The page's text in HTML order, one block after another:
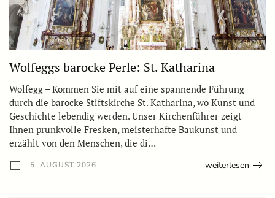
Wolfeggs barocke Perle: St. Katharina
Wolfegg – Kommen Sie mit auf eine spannende Führung
durch die barocke Stiftskirche St. Katharina, wo Kunst und
Geschichte lebendig werden. Unser Kirchenführer zeigt
Ihnen prunkvolle Fresken, meisterhafte Baukunst und
erzählt von den Menschen, die di…
5. AUGUST 2026 weiterlesen